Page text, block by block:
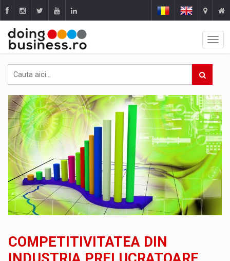
COMPETITIVITATEA DIN